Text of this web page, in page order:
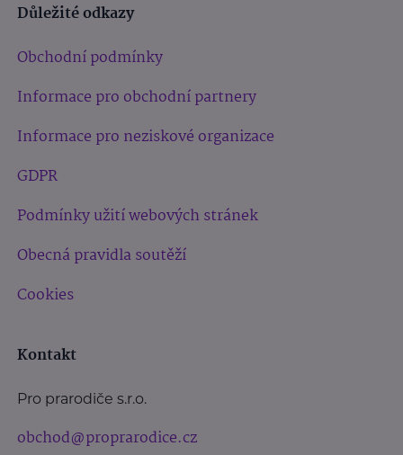
Důležité odkazy
Obchodní podmínky
Informace pro obchodní partnery
Informace pro neziskové organizace
GDPR
Podmínky užití webových stránek
Obecná pravidla soutěží
Cookies
Kontakt
Pro prarodiče s.r.o.
obchod@proprarodice.cz